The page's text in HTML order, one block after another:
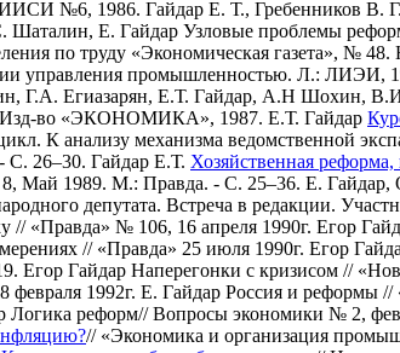
№6, 1986. Гайдар Е. Т., Гребенников В.
Шаталин, Е. Гайдар Узловые проблемы
по труду «Экономическая газета», № 48.
управления промышленностью. Л.: ЛИЭИ,
Г.А. Егиазарян, Е.Т. Гайдар, А.Н Шохин,
Изд-во «ЭКОНОМИКА», 1987. Е.Т. Гайдар
К анализу механизма ведомственной
С. 26–30. Гайдар Е.Т. Хозяйственная
Май 1989. М.: Правда. - С. 25–36. Е. Гайдар,
депутата. Встреча в редакции.
«Правда» № 106, 16 апреля 1990г. Егор
// «Правда» 25 июля 1990г. Егор
Егор Гайдар Наперегонки с кризисом //
февраля 1992г. Е. Гайдар Россия и реформы //
Логика реформ// Вопросы экономики № 2,
// «Экономика и организация